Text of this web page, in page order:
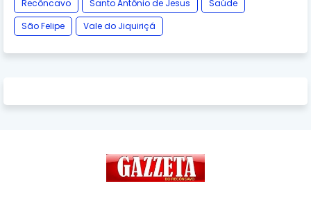
Recôncavo
Santo Antônio de Jesus
Saúde
São Felipe
Vale do Jiquiriçá